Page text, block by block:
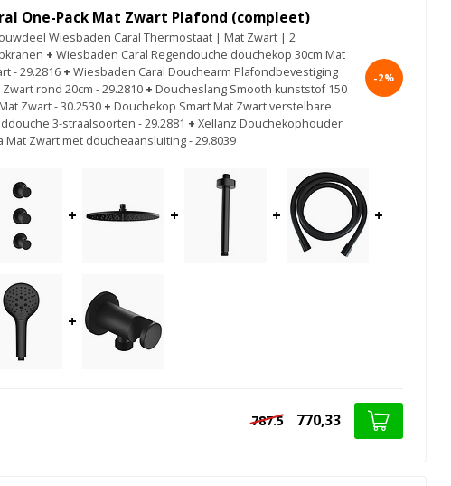
One-Pack Mat Zwart Plafond (compleet)
Wiesbaden Caral Thermostaat | Mat Zwart | 2
+ Wiesbaden Caral Regendouche douchekop 30cm Mat
- 29.2816 + Wiesbaden Caral Douchearm Plafondbevestiging
Zwart rond 20cm - 29.2810 + Doucheslang Smooth kunststof 150
Zwart - 30.2530 + Douchekop Smart Mat Zwart verstelbare
3-straalsoorten - 29.2881 + Xellanz Douchekophouder
Mat Zwart met doucheaansluiting - 29.8039
-2%
+ + + +
+
787.5 770,33